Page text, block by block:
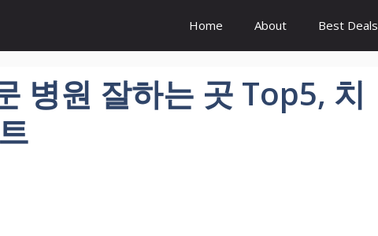
Home About Best Deals
병원 잘하는 곳 Top5, 치